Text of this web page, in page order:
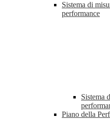
Sistema di
performance
Sistema
Piano della